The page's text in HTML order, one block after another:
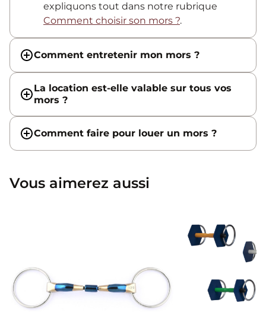
expliquons tout dans notre rubrique
Comment choisir son mors ?.
Comment entretenir mon mors ?
La location est-elle valable sur tous vos
mors ?
Comment faire pour louer un mors ?
Vous aimerez aussi